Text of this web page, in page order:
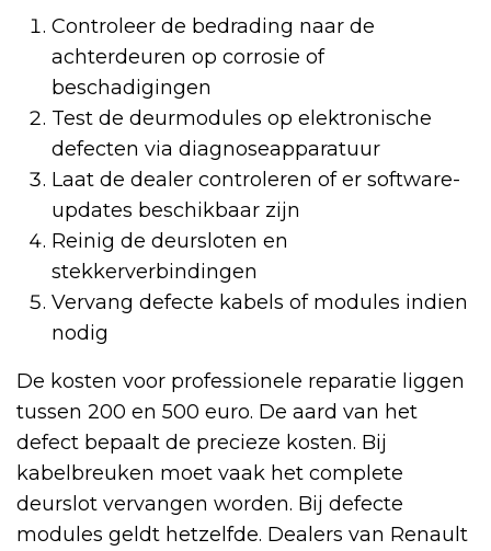
Controleer de bedrading naar de
achterdeuren op corrosie of
beschadigingen
Test de deurmodules op elektronische
defecten via diagnoseapparatuur
Laat de dealer controleren of er software-
updates beschikbaar zijn
Reinig de deursloten en
stekkerverbindingen
Vervang defecte kabels of modules indien
nodig
De kosten voor professionele reparatie liggen
tussen 200 en 500 euro. De aard van het
defect bepaalt de precieze kosten. Bij
kabelbreuken moet vaak het complete
deurslot vervangen worden. Bij defecte
modules geldt hetzelfde. Dealers van Renault